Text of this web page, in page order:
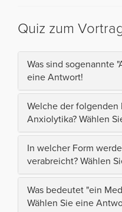
Quiz zum
Was sind sogenannte
eine Antwort!
Welche der folgenden
Anxiolytika? Wählen
In welcher Form
verabreicht? Wählen
Was bedeutet "ein
Wählen Sie eine